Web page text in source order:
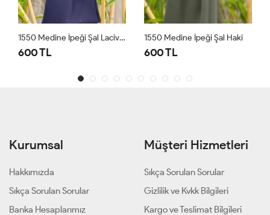
1550 Medine İpeği Şal Lacivert
600 TL
1550 Medine İpeği Şal Haki
600 TL
Kurumsal
Hakkımızda
Sıkça Sorulan Sorular
Banka Hesaplarımız
Müşteri Hizmetleri
Sıkça Sorulan Sorular
Gizlilik ve Kvkk Bilgileri
Kargo ve Teslimat Bilgileri